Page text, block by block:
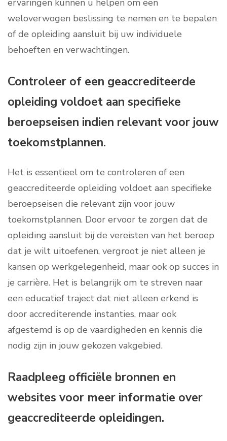
ervaringen kunnen u helpen om een
weloverwogen beslissing te nemen en te bepalen
of de opleiding aansluit bij uw individuele
behoeften en verwachtingen.
Controleer of een geaccrediteerde
opleiding voldoet aan specifieke
beroepseisen indien relevant voor jouw
toekomstplannen.
Het is essentieel om te controleren of een
geaccrediteerde opleiding voldoet aan specifieke
beroepseisen die relevant zijn voor jouw
toekomstplannen. Door ervoor te zorgen dat de
opleiding aansluit bij de vereisten van het beroep
dat je wilt uitoefenen, vergroot je niet alleen je
kansen op werkgelegenheid, maar ook op succes in
je carrière. Het is belangrijk om te streven naar
een educatief traject dat niet alleen erkend is
door accrediterende instanties, maar ook
afgestemd is op de vaardigheden en kennis die
nodig zijn in jouw gekozen vakgebied.
Raadpleeg officiële bronnen en
websites voor meer informatie over
geaccrediteerde opleidingen.